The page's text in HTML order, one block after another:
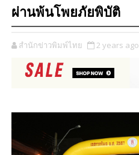
ผ่านพ้นโพยภัยพิบัติ
สำนักข่าวพิมพ์ไทย 2 years ago